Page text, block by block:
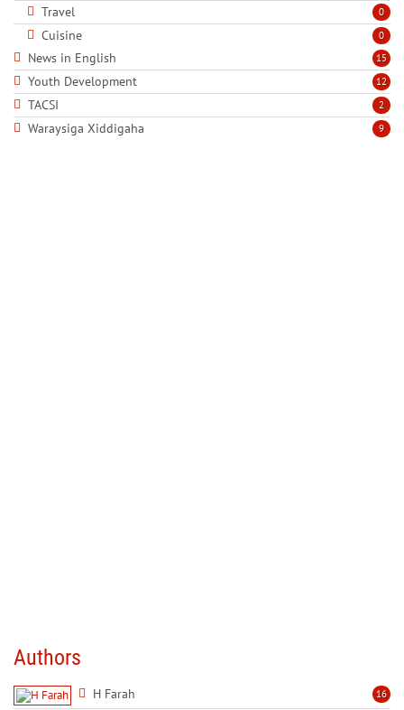
0
Travel
0
Cuisine
15
News in English
12
Youth Development
2
TACSI
9
Waraysiga Xiddigaha
Authors
16
H Farah